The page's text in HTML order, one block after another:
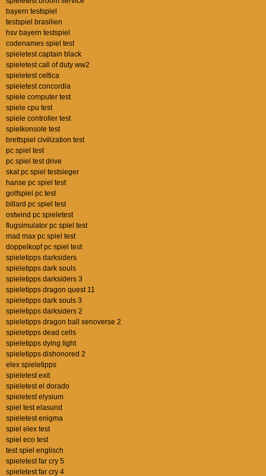
bayern testspiel
testspiel brasilien
hsv bayern testspiel
codenames spiel test
spieletest captain black
spieletest call of duty ww2
spieletest celtica
spieletest concordia
spiele computer test
spiele cpu test
spiele controller test
spielkonsole test
brettspiel civilization test
pc spiel test
pc spiel test drive
skat pc spiel testsieger
hanse pc spiel test
golfspiel pc test
billard pc spiel test
ostwind pc spieletest
flugsimulator pc spiel test
mad max pc spiel test
doppelkopf pc spiel test
spieletipps darksiders
spieletipps dark souls
spieletipps darksiders 3
spieletipps dragon quest 11
spieletipps dark souls 3
spieletipps darksiders 2
spieletipps dragon ball xenoverse 2
spieletipps dead cells
spieletipps dying light
spieletipps dishonored 2
elex spieletipps
spieletest exit
spieletest el dorado
spieletest elysium
spiel test elasund
spieletest enigma
spiel elex test
spiel eco test
test spiel englisch
spieletest far cry 5
spieletest far cry 4